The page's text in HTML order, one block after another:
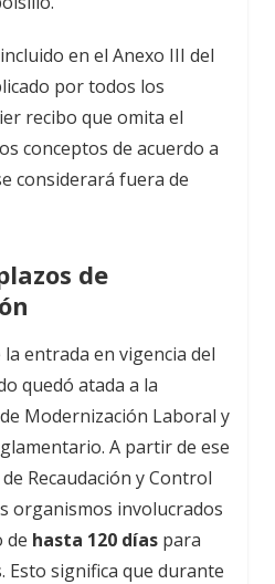
en el Anexo III del
por todos los
recibo que omita el
conceptos de acuerdo a
considerará fuera de
de
entrada en vigencia del
quedó atada a la
Modernización Laboral y
A partir de ese
Recaudación y Control
organismos involucrados
de hasta 120 días para
Esto significa que durante